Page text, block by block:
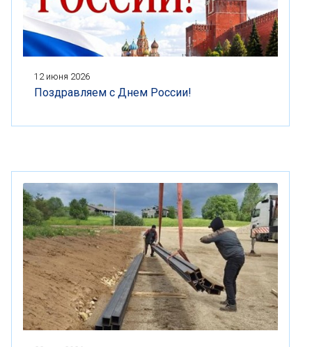
12 июня 2026
Поздравляем с Днем России!